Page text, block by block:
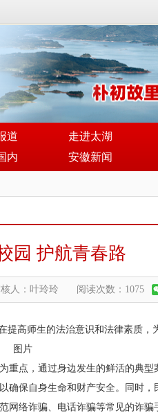
道 走进太湖
内 安徽新闻
园 护航青春路
人：叶玲玲 阅读次数：1075
高师生的法治意识和法律素质，
点，通过身边发生的鲜活的典
保自身生命和财产安全。同时
络诈骗、电话诈骗等常见的诈